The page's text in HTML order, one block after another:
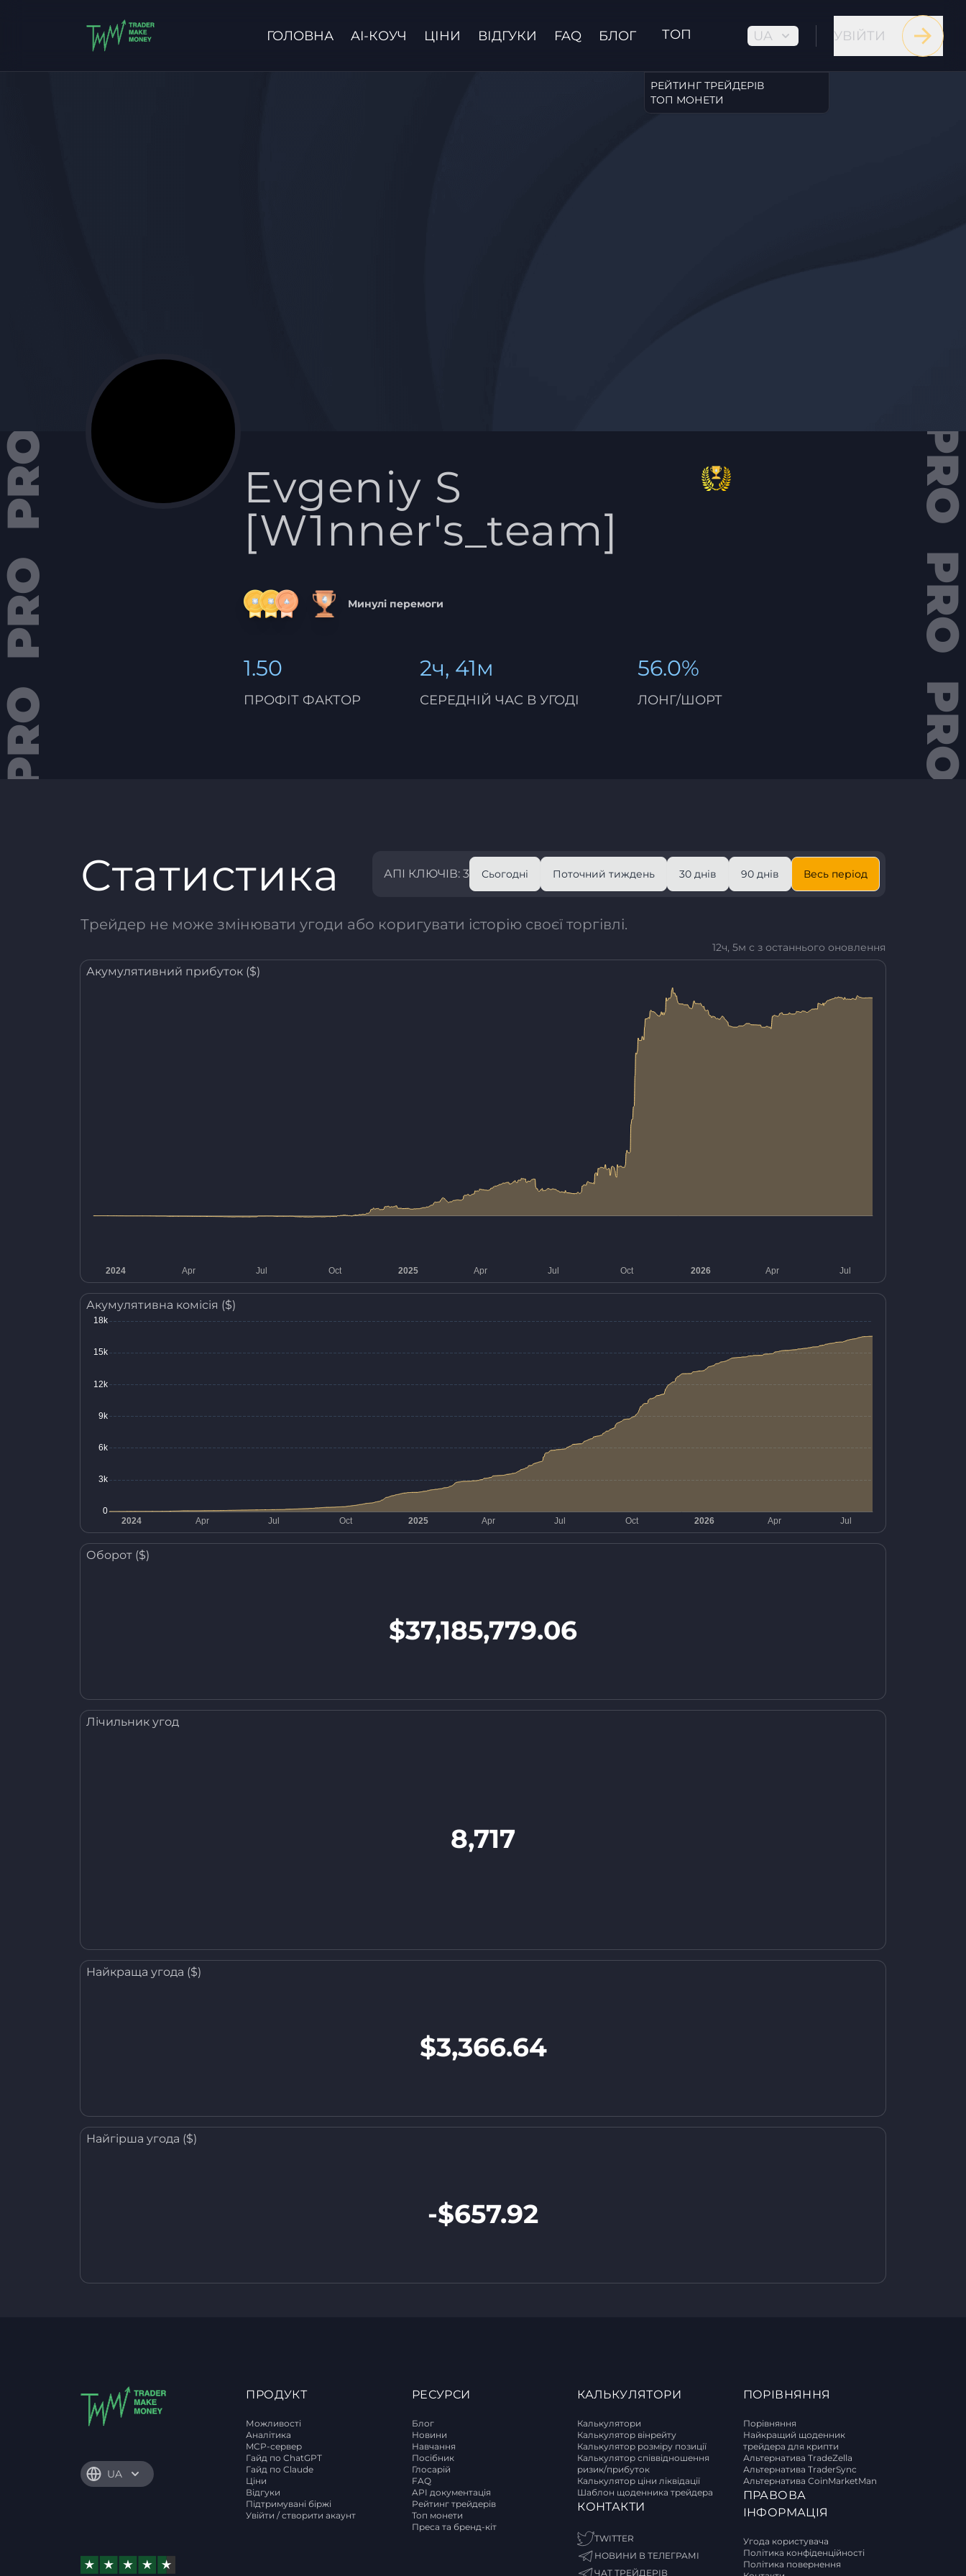
ГОЛОВНА AI-КОУЧ ЦІНИ ВІДГУКИ FAQ БЛОГ ТОП
РЕЙТИНГ ТРЕЙДЕРІВ
ТОП МОНЕТИ
UA УВІЙТИ
Evgeniy S
[W1nner's_team]
Минулі перемоги
1.50
ПРОФІТ ФАКТОР
2ч, 41м
СЕРЕДНІЙ ЧАС В УГОДІ
56.0%
ЛОНГ/ШОРТ
Статистика АПІ КЛЮЧІВ: 3 Сьогодні Поточний тиждень 30 днів 90 днів Весь період
Трейдер не може змінювати угоди або коригувати історію своєї торгівлі.
12ч, 5м с з останнього оновлення
Акумулятивний прибуток ($)
Акумулятивна комісія ($)
Оборот ($)
$37,185,779.06
Лічильник угод
8,717
Найкраща угода ($)
$3,366.64
Найгірша угода ($)
-$657.92
UA
ПРОДУКТ
Можливості
Аналітика
MCP-сервер
Гайд по ChatGPT
Гайд по Claude
Ціни
Відгуки
Підтримувані біржі
Увійти / створити акаунт
РЕСУРСИ
Блог
Новини
Навчання
Посібник
Глосарій
FAQ
API документація
Рейтинг трейдерів
Топ монети
Преса та бренд-кіт
КАЛЬКУЛЯТОРИ
Калькулятори
Калькулятор вінрейту
Калькулятор розміру позиції
Калькулятор співвідношення
ризик/прибуток
Калькулятор ціни ліквідації
Шаблон щоденника трейдера
КОНТАКТИ
TWITTER
НОВИНИ В ТЕЛЕГРАМІ
ЧАТ ТРЕЙДЕРІВ
ПОРІВНЯННЯ
Порівняння
Найкращий щоденник
трейдера для крипти
Альтернатива TradeZella
Альтернатива TraderSync
Альтернатива CoinMarketMan
ПРАВОВА
ІНФОРМАЦІЯ
Угода користувача
Політика конфіденційності
Політика повернення